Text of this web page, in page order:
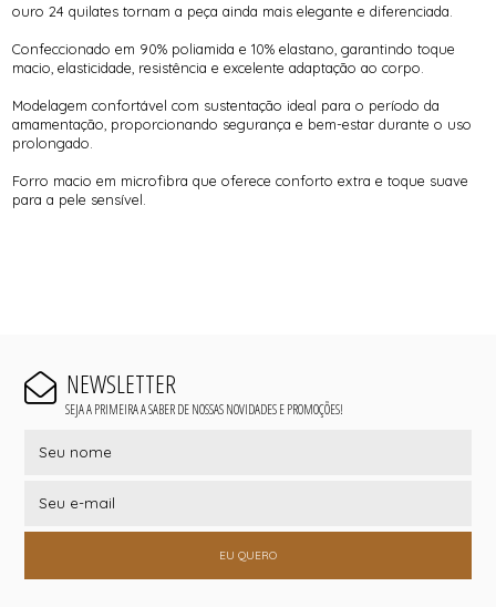
ouro 24 quilates tornam a peça ainda mais elegante e diferenciada.
Confeccionado em 90% poliamida e 10% elastano, garantindo toque
macio, elasticidade, resistência e excelente adaptação ao corpo.
Modelagem confortável com sustentação ideal para o período da
amamentação, proporcionando segurança e bem-estar durante o uso
prolongado.
Forro macio em microfibra que oferece conforto extra e toque suave
para a pele sensível.
NEWSLETTER
SEJA A PRIMEIRA A SABER DE NOSSAS NOVIDADES E PROMOÇÕES!
EU QUERO